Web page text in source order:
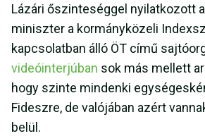
Lázári őszinteséggel nyilatkozott
miniszter a kormányközeli
kapcsolatban álló ÖT című
videóinterjúban sok más mellett
hogy szinte mindenki
Fideszre, de valójában azért
belül.